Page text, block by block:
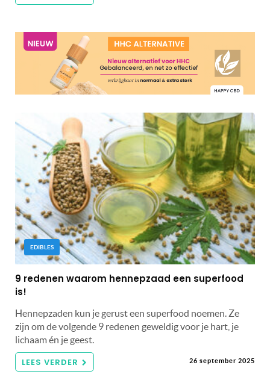
EDIBLES
9 redenen waarom hennepzaad een superfood
is!
Hennepzaden kun je gerust een superfood noemen. Ze
zijn om de volgende 9 redenen geweldig voor je hart, je
lichaam én je geest.
LEES VERDER 26 september 2025